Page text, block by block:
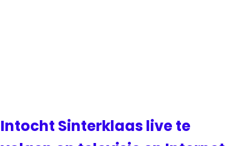
Intocht Sinterklaas live te